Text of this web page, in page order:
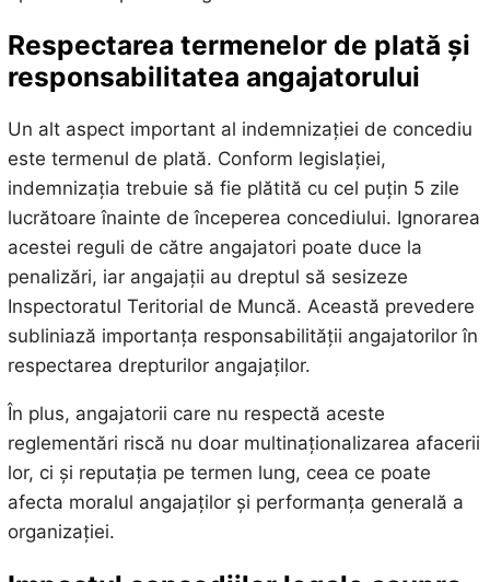
Respectarea termenelor de plată și
responsabilitatea angajatorului
Un alt aspect important al indemnizației de concediu
este termenul de plată. Conform legislației,
indemnizația trebuie să fie plătită cu cel puțin 5 zile
lucrătoare înainte de începerea concediului. Ignorarea
acestei reguli de către angajatori poate duce la
penalizări, iar angajații au dreptul să sesizeze
Inspectoratul Teritorial de Muncă. Această prevedere
subliniază importanța responsabilității angajatorilor în
respectarea drepturilor angajaților.
În plus, angajatorii care nu respectă aceste
reglementări riscă nu doar multinaționalizarea afacerii
lor, ci și reputația pe termen lung, ceea ce poate
afecta moralul angajaților și performanța generală a
organizației.